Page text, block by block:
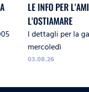
LE INFO PER
L'OSTIAMARE
I dettagli per la
mercoledì
03.08.26